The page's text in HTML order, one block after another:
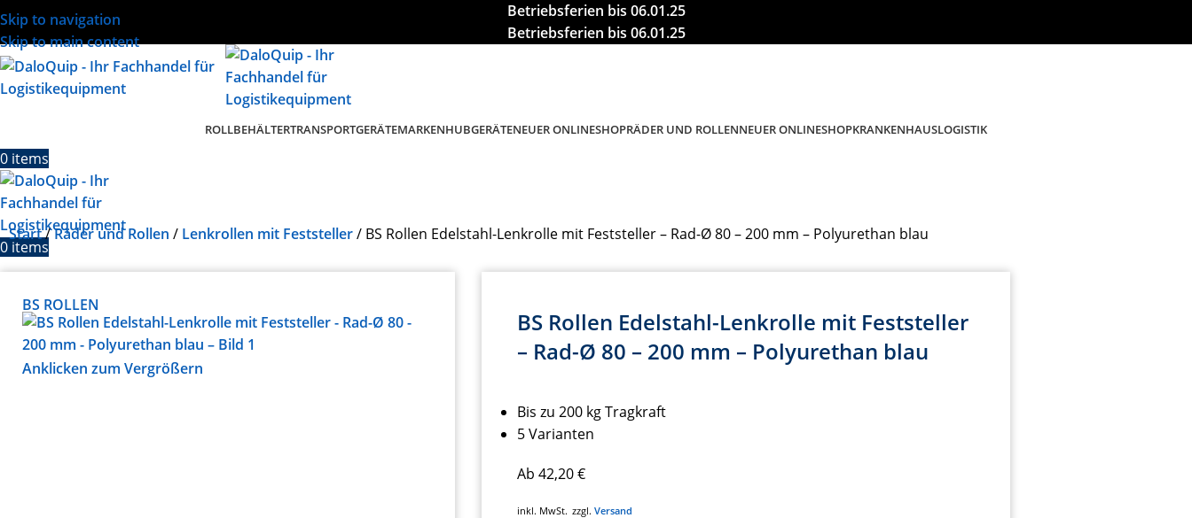
Skip to navigation
Skip to main content
Betriebsferien bis 06.01.25
Betriebsferien bis 06.01.25
ROLLBEHÄLTERTRANSPORTGERÄTEMARKENHUBGERÄTENEUER ONLINESHOPRÄDER UND ROLLENNEUER ONLINESHOPKRANKENHAUSLOGISTIK
0 items
0 items
Start Räder und Rollen Lenkrollen mit Feststeller BS Rollen Edelstahl-Lenkrolle mit Feststeller – Rad-Ø 80 – 200 mm – Polyurethan blau
BS ROLLEN
Anklicken zum Vergrößern
BS Rollen Edelstahl-Lenkrolle mit Feststeller
– Rad-Ø 80 – 200 mm – Polyurethan blau
Bis zu 200 kg Tragkraft
5 Varianten
Ab 42,20€
inkl. MwSt. zzgl. Versand